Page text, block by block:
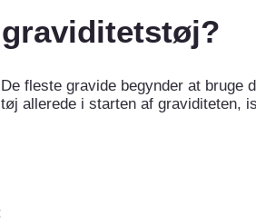
fleste gravide begynder at bruge
allerede i starten af graviditeten,